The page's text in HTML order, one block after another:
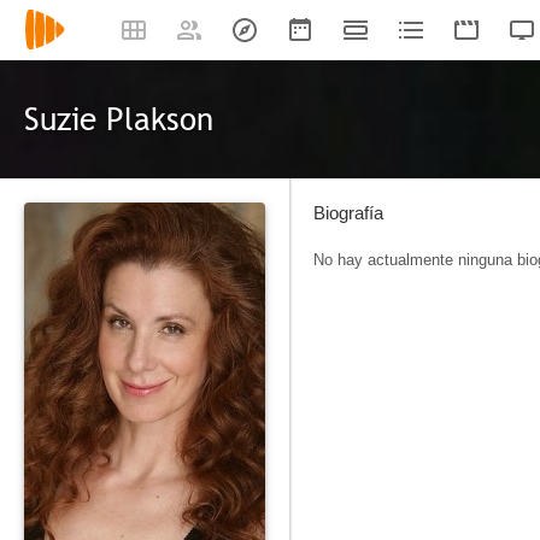
Suzie Plakson
Biografía
No hay actualmente ninguna